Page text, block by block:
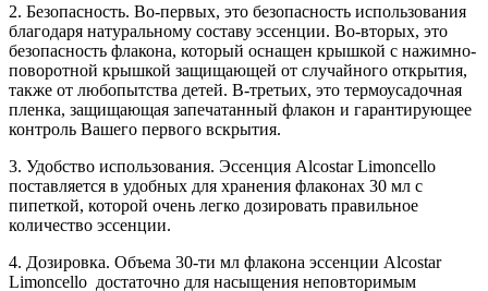
2. Безопасность. Во-первых, это безопасность использования
благодаря натуральному составу эссенции. Во-вторых, это
безопасность флакона, который оснащен крышкой с нажимно-
поворотной крышкой защищающей от случайного открытия,
также от любопытства детей. В-третьих, это термоусадочная
пленка, защищающая запечатанный флакон и гарантирующее
контроль Вашего первого вскрытия.
3. Удобство использования. Эссенция Alcostar Limoncello
поставляется в удобных для хранения флаконах 30 мл с
пипеткой, которой очень легко дозировать правильное
количество эссенции.
4. Дозировка. Объема 30-ти мл флакона эссенции Alcostar
Limoncello достаточно для насыщения неповторимым